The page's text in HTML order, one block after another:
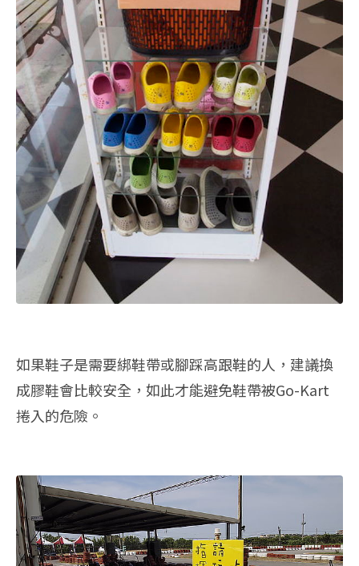
如果鞋子是需要綁鞋帶或腳踩高跟鞋的人，建議換
成膠鞋會比較安全，如此才能避免鞋帶被Go-Kart
捲入的危險。